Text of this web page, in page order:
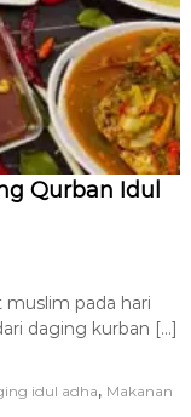
Qurban Idul
muslim pada hari
daging kurban […]
idul adha, Makanan